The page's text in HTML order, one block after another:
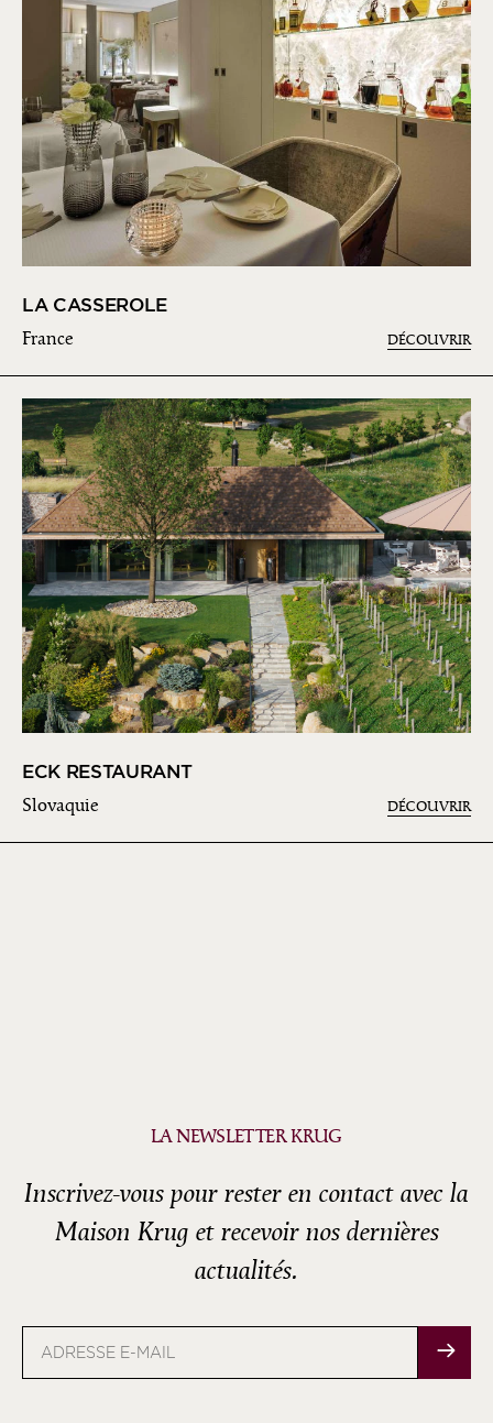
LA CASSEROLE
France DÉCOUVRIR
ECK RESTAURANT
Slovaquie DÉCOUVRIR
LA NEWSLETTER KRUG
Inscrivez-vous pour rester en contact avec la
Maison Krug et recevoir nos dernières
actualités.